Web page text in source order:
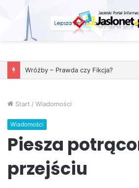
Wróżby – Prawda czy Fikcja?
Start / Wiadomości
Wiadomości
Piesza
przejściu